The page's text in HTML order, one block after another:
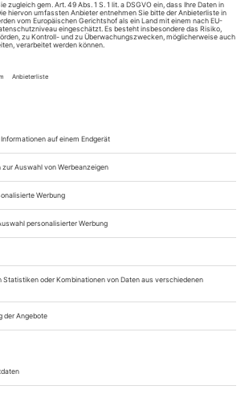
die Sonne aufgeht. Eben
Majd Feddah, Gro Swantje Kohlhof,
Peter Brombacher (dessen Rolle
Noch übernommen hat) und Benjamin
durch die Fettnäpfe
und Gewalt: Yael Ronens Erfolgsstück feiert
am Berliner Gorki Theater 10. Geburtstag,
die Zürcher Uraufführung von Necati
«Die Verlobung in St. Domingo» (der
Heft bei)
Vorhang knallt, Niels Bormann kommt
und sagt zur Begrüßung:
Haha, er ist wieder da: Vor zehn Jahren
jährige Schauspieler in der ersten
Koproduktion der Theatermacherin Yael
beflissen-klemmiger
der zwar unter seinem...